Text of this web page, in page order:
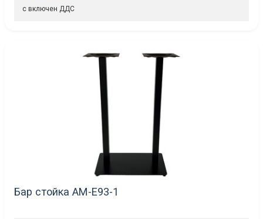
с включен ДДС
Бар стойка AM-Е93-1